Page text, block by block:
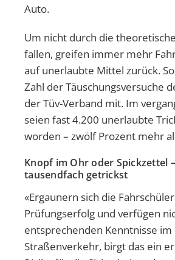
Auto.
Um nicht durch die
fallen, greifen immer mehr
auf unerlaubte Mittel zurück.
Zahl der Täuschungsversuche
der Tüv-Verband mit. Im
seien fast 4.200 unerlaubte
worden – zwölf Prozent mehr
Knopf im Ohr oder Spickzettel
tausendfach getrickst
«Ergaunern sich die
Prüfungserfolg und verfügen
entsprechenden Kenntnisse im
Straßenverkehr, birgt das ein